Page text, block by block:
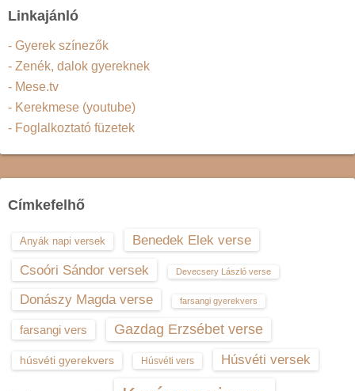
Linkajánló
- Gyerek színezők
- Zenék, dalok gyereknek
- Mese.tv
- Kerekmese (youtube)
- Foglalkoztató füzetek
Címkefelhő
Anyák napi versek
Benedek Elek verse
Csoóri Sándor versek
Devecsery László verse
Donászy Magda verse farsangi gyerekvers
farsangi vers Gazdag Erzsébet verse
húsvéti gyerekvers Húsvéti vers Húsvéti versek